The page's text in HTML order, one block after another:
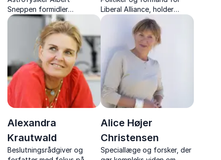
Sneppen formidler
komplekse emner om
universet, sorte huller og
kosmologi med både
passion og forståelighed.
Liberal Alliance, holder
ærlige foredrag om ansvar,
personlig udvikling og
ledelse – baseret på egne
erfaringer fra dansk politik.
Alexandra
Krautwald
Beslutningsrådgiver og
Alice Højer
Christensen
Speciallæge og forsker, der